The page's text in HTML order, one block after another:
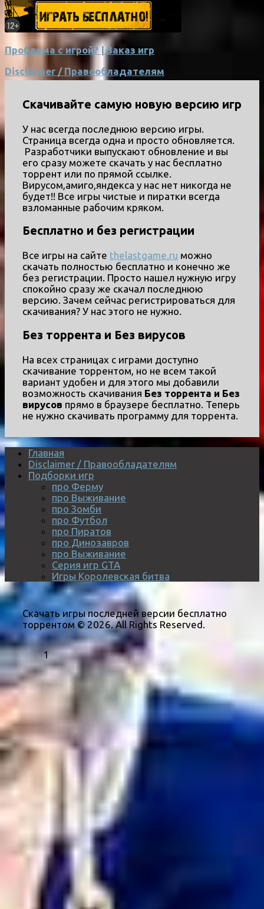
Проблема с игрой? | Заказ игр
Disclaimer / Правообладателям
Скачивайте самую новую версию игр
У нас всегда последнюю версию игры.
Страница всегда одна и просто обновляется.
Разработчики выпускают обновление и вы
его сразу можете скачать у нас бесплатно
торрент или по прямой ссылке.
Вирусом,амиго,яндекса у нас нет никогда не
будет!! Все игры чистые и пиратки всегда
взломанные рабочим кряком.
Бесплатно и без регистрации
Все игры на сайте thelastgame.ru можно
скачать полностью бесплатно и конечно же
без регистрации. Просто нашел нужную игру
спокойно сразу же скачал последнюю
версию. Зачем сейчас регистрироваться для
скачивания? У нас этого не нужно.
Без торрента и Без вирусов
На всех страницах с играми доступно
скачивание торрентом, но не всем такой
вариант удобен и для этого мы добавили
возможность скачивания Без торрента и Без
вирусов прямо в браузере бесплатно. Теперь
не нужно скачивать программу для торрента.
Главная
Disclaimer / Правообладателям
Подборки игр
про Ферму
про Выживание
про Зомби
про Футбол
про Пиратов
про Динозавров
про Выживание
Серия игр GTA
Игры Королевская битва
Скачать игры последней версии бесплатно
торрентом © 2026. All Rights Reserved.
1